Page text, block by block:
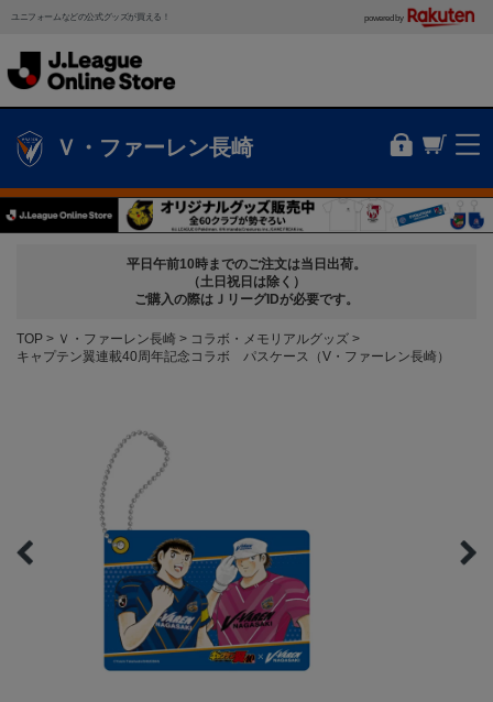
ユニフォームなどの公式グッズが買える！ powered by
Ｖ・ファーレン長崎
平日午前10時までのご注文は当日出荷。
（土日祝日は除く）
ご購入の際はＪリーグIDが必要です。
TOP Ｖ・ファーレン長崎
コラボ・メモリアルグッズ
キャプテン翼連載40周年記念コラボ パスケース（V・ファーレン長崎）